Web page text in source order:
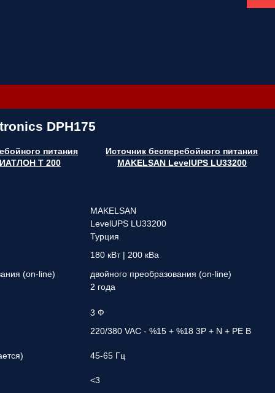
DPH175
питания
Т 200
Источник бесперебойного питания
MAKELSAN LevelUPS LU33200
MAKELSAN
LevelUPS LU33200
Турция
180 кВт | 200 кВа
(on-line)
двойного преобразования (on-line)
2 года
3 Ф
220/380 VAC - %15 + %18 3P + N + PE В
45-65 Гц
<3